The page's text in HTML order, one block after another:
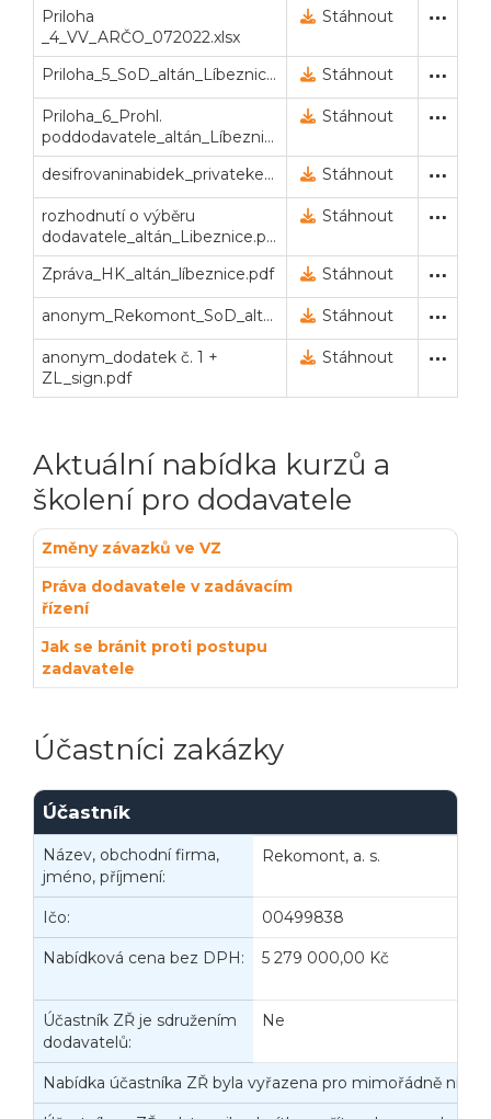
Priloha
_4_VV_ARČO_072022.xlsx
Zadávací dokumentace
22. 8. 2022 14:40
Stáhnout
Priloha_5_SoD_altán_Líbeznice.doc Zadávací dokumentace
22. 8. 2022 14:40
Stáhnout
Priloha_6_Prohl.
poddodavatele_altán_Líbeznice.doc
Zadávací dokumentace
22. 8. 2022 14:40
Stáhnout
desifrovaninabidek_privatekey.txt Privátní klíč pro
14. 9. 2022 9:08
Stáhnout
rozhodnutí o výběru
dodavatele_altán_Libeznice.pdf
oznámení rozhodnutí o
30. 9. 2022 9:14
Stáhnout
Zpráva_HK_altán_líbeznice.pdf Zpráva hodnotící komise
30. 9. 2022 9:23
Stáhnout
anonym_Rekomont_SoD_altán_Líbeznice.pdf Smlouva (uzavřená na
24. 10. 2022 14:10
Stáhnout
anonym_dodatek č. 1 +
ZL_sign.pdf
Smlouva (uzavřená na
4. 12. 2023 14:19
Stáhnout
Aktuální nabídka kurzů a
školení pro dodavatele
Změny závazků ve VZ
Práva dodavatele v zadávacím
řízení
Jak se bránit proti postupu
zadavatele
Účastníci zakázky
Účastník
Název, obchodní firma,
jméno, příjmení:
Rekomont, a. s.
Ičo: 00499838
Nabídková cena bez DPH: 5 279 000,00 Kč
Účastník ZŘ je sdružením
dodavatelů:
Ne
Nabídka účastníka ZŘ byla vyřazena pro mimořádně
Veřejné zakázky
Poslat